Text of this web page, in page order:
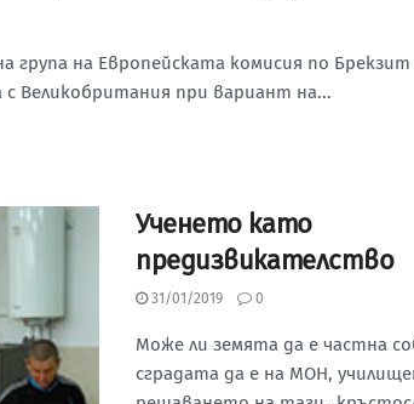
група на Европейската комисия по Брекзит
Великобритания при вариант на...
Ученето като
предизвикателство
31/01/2019 0
Може ли земята да е частна
сградата да е на МОН,